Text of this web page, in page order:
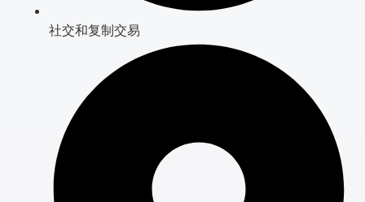
社交和复制交易